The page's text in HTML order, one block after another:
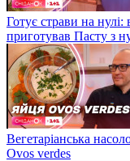
Готує страви на
приготував Пасту з
Вегетаріанська
Ovos verdes